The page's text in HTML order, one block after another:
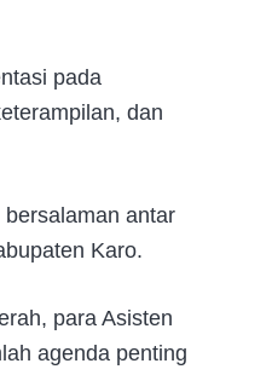
pada
dan
antar
Karo.
para Asisten
agenda penting